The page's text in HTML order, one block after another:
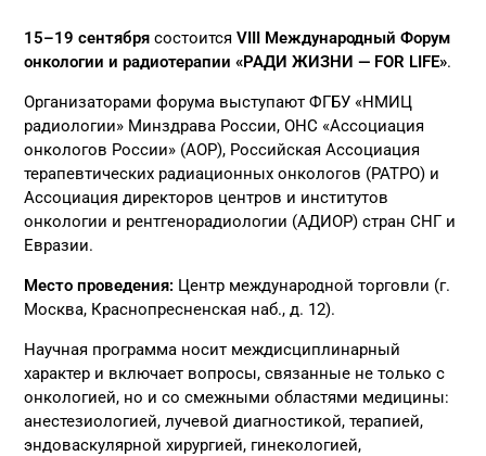
15–19 сентябрясостоитсяVIII Международный Форум
онкологии и радиотерапии «РАДИ ЖИЗНИ — FOR LIFE».
Организаторами форума выступают ФГБУ «НМИЦ
радиологии» Минздрава России, ОНС «Ассоциация
онкологов России» (АОР), Российская Ассоциация
терапевтических радиационных онкологов (РАТРО) и
Ассоциация директоров центров и институтов
онкологии и рентгенорадиологии (АДИОР) стран СНГ и
Евразии.
Место проведения: Центр международной торговли (г.
Москва, Краснопресненская наб., д. 12).
Научная программа носит междисциплинарный
характер и включает вопросы, связанные не только с
онкологией, но и со смежными областями медицины:
анестезиологией, лучевой диагностикой, терапией,
эндоваскулярной хирургией, гинекологией,